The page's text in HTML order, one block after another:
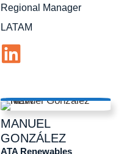
Regional Manager
LATAM
MANUEL
GONZÁLEZ
ATA Renewables